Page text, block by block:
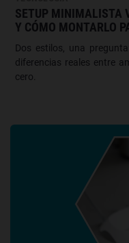
SETUP MINIMALISTA
Y CÓMO MONTARLO
Dos estilos, una
diferencias reales entre
cero.